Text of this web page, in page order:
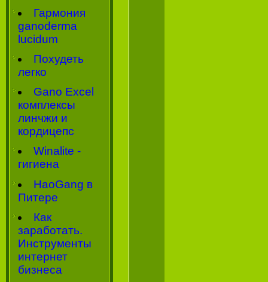
Гармония
ganoderma
lucidum
Похудеть
легко
Gano Excel
комплексы
линчжи и
кордицепс
Winalite -
гигиена
HaoGang в
Питере
Как
заработать.
Инструменты
интернет
бизнеса